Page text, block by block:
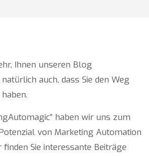
Ihnen unseren Blog
auch, dass Sie den Weg
haben wir uns zum
von Marketing Automation
Sie interessante Beiträge